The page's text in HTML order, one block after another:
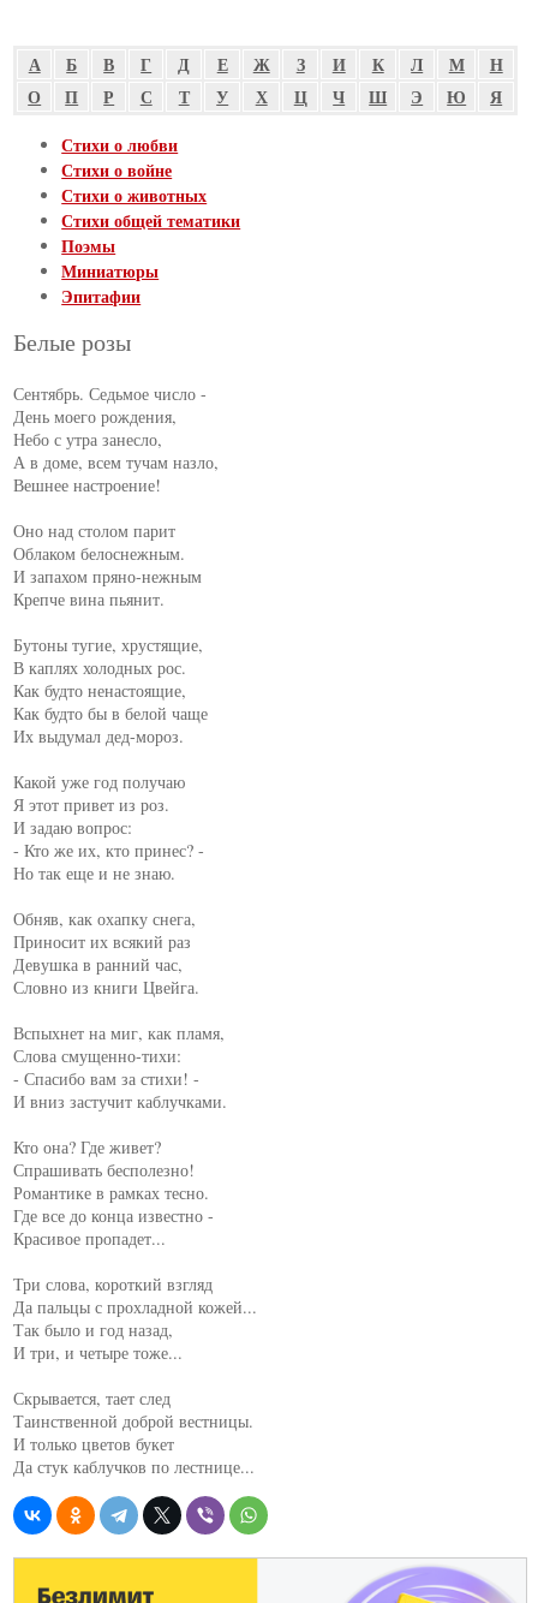
А Б В Г Д Е Ж З И К Л М
Н
О
П Р С Т У Х Ц Ч Ш Э Ю
Я
Стихи о любви
Стихи о войне
Стихи о животных
Стихи общей тематики
Поэмы
Миниатюры
Эпитафии
Белые розы
Сентябрь. Седьмое число -
День моего рождения,
Небо с утра занесло,
А в доме, всем тучам назло,
Вешнее настроение!
Оно над столом парит
Облаком белоснежным.
И запахом пряно-нежным
Крепче вина пьянит.
Бутоны тугие, хрустящие,
В каплях холодных рос.
Как будто ненастоящие,
Как будто бы в белой чаще
Их выдумал дед-мороз.
Какой уже год получаю
Я этот привет из роз.
И задаю вопрос:
- Кто же их, кто принес? -
Но так еще и не знаю.
Обняв, как охапку снега,
Приносит их всякий раз
Девушка в ранний час,
Словно из книги Цвейга.
Вспыхнет на миг, как пламя,
Слова смущенно-тихи:
- Спасибо вам за стихи! -
И вниз застучит каблучками.
Кто она? Где живет?
Спрашивать бесполезно!
Романтике в рамках тесно.
Где все до конца известно -
Красивое пропадет...
Три слова, короткий взгляд
Да пальцы с прохладной кожей...
Так было и год назад,
И три, и четыре тоже...
Скрывается, тает след
Таинственной доброй вестницы.
И только цветов букет
Да стук каблучков по лестнице...